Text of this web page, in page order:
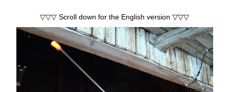
▽▽▽ Scroll down for the English version ▽▽▽